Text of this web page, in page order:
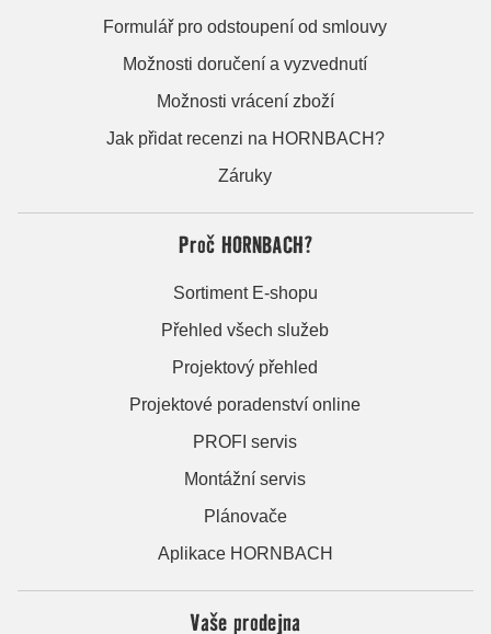
Formulář pro odstoupení od smlouvy
Možnosti doručení a vyzvednutí
Možnosti vrácení zboží
Jak přidat recenzi na HORNBACH?
Záruky
Proč HORNBACH?
Sortiment E-shopu
Přehled všech služeb
Projektový přehled
Projektové poradenství online
PROFI servis
Montážní servis
Plánovače
Aplikace HORNBACH
Vaše prodejna